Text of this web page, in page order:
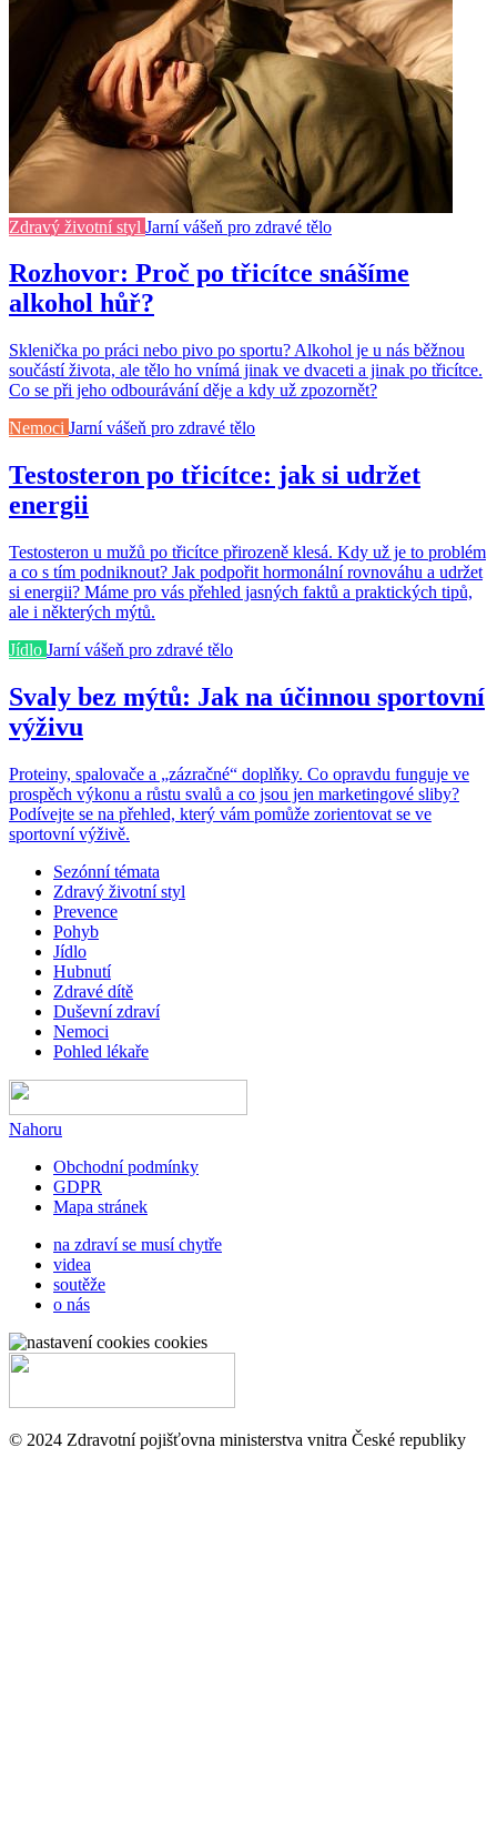
Zdravý životní styl Jarní vášeň pro zdravé tělo
Rozhovor: Proč po třicítce snášíme
alkohol hůř?
Sklenička po práci nebo pivo po sportu? Alkohol je u nás běžnou
součástí života, ale tělo ho vnímá jinak ve dvaceti a jinak po třicítce.
Co se při jeho odbourávání děje a kdy už zpozornět?
Nemoci Jarní vášeň pro zdravé tělo
Testosteron po třicítce: jak si udržet
energii
Testosteron u mužů po třicítce přirozeně klesá. Kdy už je to problém
a co s tím podniknout? Jak podpořit hormonální rovnováhu a udržet
si energii? Máme pro vás přehled jasných faktů a praktických tipů,
ale i některých mýtů.
Jídlo Jarní vášeň pro zdravé tělo
Svaly bez mýtů: Jak na účinnou sportovní
výživu
Proteiny, spalovače a „zázračné“ doplňky. Co opravdu funguje ve
prospěch výkonu a růstu svalů a co jsou jen marketingové sliby?
Podívejte se na přehled, který vám pomůže zorientovat se ve
sportovní výživě.
Sezónní témata
Zdravý životní styl
Prevence
Pohyb
Jídlo
Hubnutí
Zdravé dítě
Duševní zdraví
Nemoci
Pohled lékaře
Nahoru
Obchodní podmínky
GDPR
Mapa stránek
na zdraví se musí chytře
videa
soutěže
o nás
cookies
© 2024 Zdravotní pojišťovna ministerstva vnitra České republiky